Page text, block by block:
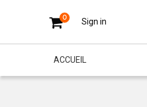
0 Sign in
ACCUEIL